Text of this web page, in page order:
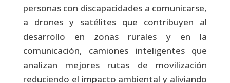
personas con discapacidades a comunicarse,
a drones y satélites que contribuyen al
desarrollo en zonas rurales y en la
comunicación, camiones inteligentes que
analizan mejores rutas de movilización
reduciendo el impacto ambiental y aliviando